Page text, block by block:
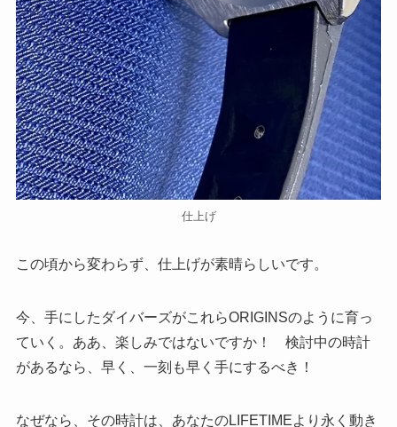
仕上げ
この頃から変わらず、仕上げが素晴らしいです。
今、手にしたダイバーズがこれらORIGINSのように育っ
ていく。ああ、楽しみではないですか！ 検討中の時計
があるなら、早く、一刻も早く手にするべき！
なぜなら、その時計は、あなたのLIFETIMEより永く動き